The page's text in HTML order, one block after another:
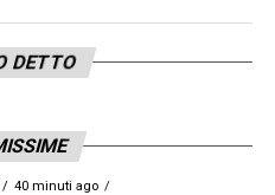
DETTO
40 minuti ago